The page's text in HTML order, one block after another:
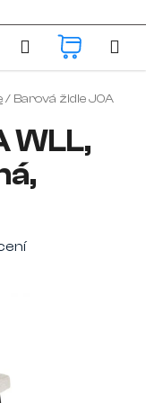
Hledat
/ Barová židle JOA
WLL,